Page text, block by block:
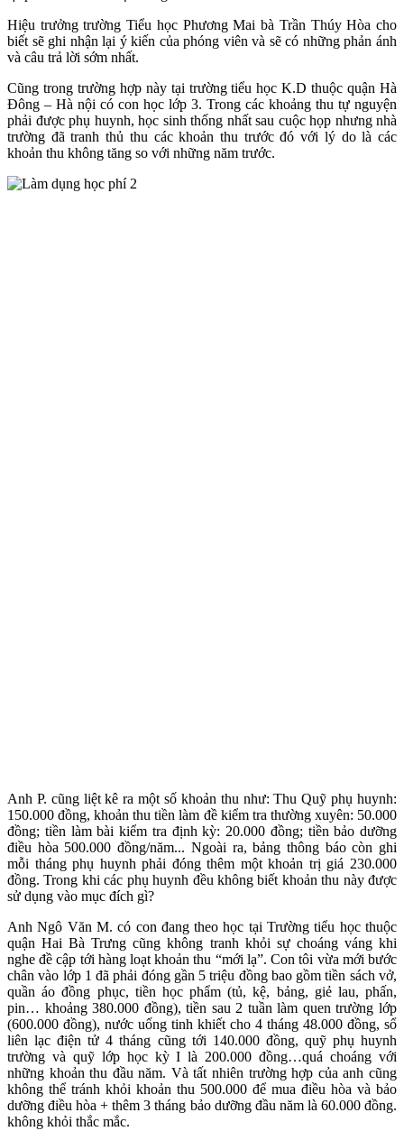
Hiệu trưởng trường Tiểu học Phương Mai bà Trần Thúy Hòa cho
biết sẽ ghi nhận lại ý kiến của phóng viên và sẽ có những phản ánh
và câu trả lời sớm nhất.
Cũng trong trường hợp này tại trường tiểu học K.D thuộc quận Hà
Đông – Hà nội có con học lớp 3. Trong các khoảng thu tự nguyện
phải được phụ huynh, học sinh thống nhất sau cuộc họp nhưng nhà
trường đã tranh thủ thu các khoản thu trước đó với lý do là các
khoản thu không tăng so với những năm trước.
Anh P. cũng liệt kê ra một số khoản thu như: Thu Quỹ phụ huynh:
150.000 đồng, khoản thu tiền làm đề kiểm tra thường xuyên: 50.000
đồng; tiền làm bài kiểm tra định kỳ: 20.000 đồng; tiền bảo dưỡng
điều hòa 500.000 đồng/năm... Ngoài ra, bảng thông báo còn ghi
mỗi tháng phụ huynh phải đóng thêm một khoản trị giá 230.000
đồng. Trong khi các phụ huynh đều không biết khoản thu này được
sử dụng vào mục đích gì?
Anh Ngô Văn M. có con đang theo học tại Trường tiểu học thuộc
quận Hai Bà Trưng cũng không tranh khỏi sự choáng váng khi
nghe đề cập tới hàng loạt khoản thu “mới lạ”. Con tôi vừa mới bước
chân vào lớp 1 đã phải đóng gần 5 triệu đồng bao gồm tiền sách vở,
quần áo đồng phục, tiền học phẩm (tủ, kệ, bảng, giẻ lau, phấn,
pin… khoảng 380.000 đồng), tiền sau 2 tuần làm quen trường lớp
(600.000 đồng), nước uống tinh khiết cho 4 tháng 48.000 đồng, sổ
liên lạc điện tử 4 tháng cũng tới 140.000 đồng, quỹ phụ huynh
trường và quỹ lớp học kỳ I là 200.000 đồng…quá choáng với
những khoản thu đầu năm. Và tất nhiên trường hợp của anh cũng
không thể tránh khỏi khoản thu 500.000 để mua điều hòa và bảo
dưỡng điều hòa + thêm 3 tháng bảo dưỡng đầu năm là 60.000 đồng.
không khỏi thắc mắc.